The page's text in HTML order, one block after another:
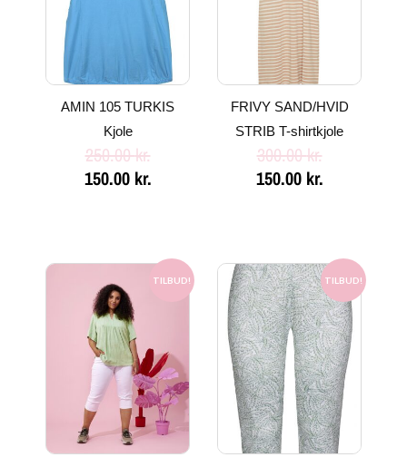
AMIN 105 TURKIS
Kjole
250.00kr.
150.00 kr.
FRIVY SAND/HVID
STRIB T-shirtkjole
300.00kr.
150.00 kr.
TILBUD!
Den
oprindelige
pris
var:
300.00 kr..
Den
aktuelle
150.00 kr..
TILBUD!
Den
oprindelige
pris
var:
200.00 kr..
Den
aktuelle
pris
er:
75.00 kr..